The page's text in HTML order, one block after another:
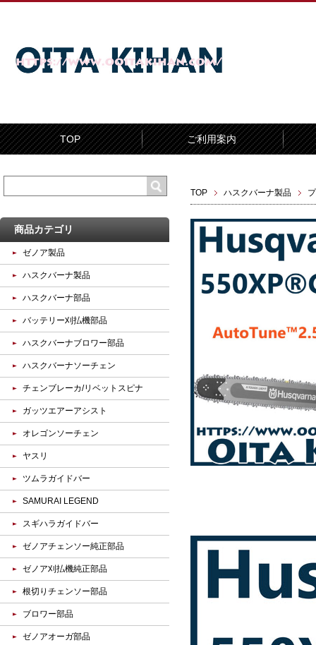
TOP ご利用案内
TOP ハスクバーナ製品
商品カテゴリ
ゼノア製品
ハスクバーナ製品
ハスクバーナ部品
バッテリー刈払機部品
ハスクバーナブロワー部品
ハスクバーナソーチェン
チェンブレーカ/リベットスピナ
ガッツエアーアシスト
オレゴンソーチェン
ヤスリ
ツムラガイドバー
SAMURAI LEGEND
スギハラガイドバー
ゼノアチェンソー純正部品
ゼノア刈払機純正部品
根切りチェンソー部品
ブロワー部品
ゼノアオーガ部品